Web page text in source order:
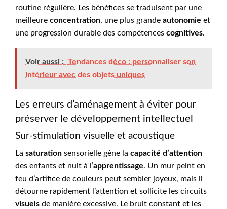
routine régulière. Les bénéfices se traduisent par une
meilleure concentration, une plus grande autonomie et
une progression durable des compétences cognitives.
Voir aussi : Tendances déco : personnaliser son
intérieur avec des objets uniques
Les erreurs d’aménagement à éviter pour
préserver le développement intellectuel
Sur-stimulation visuelle et acoustique
La saturation sensorielle gêne la capacité d’attention
des enfants et nuit à l’apprentissage. Un mur peint en
feu d’artifice de couleurs peut sembler joyeux, mais il
détourne rapidement l’attention et sollicite les circuits
visuels de manière excessive. Le bruit constant et les